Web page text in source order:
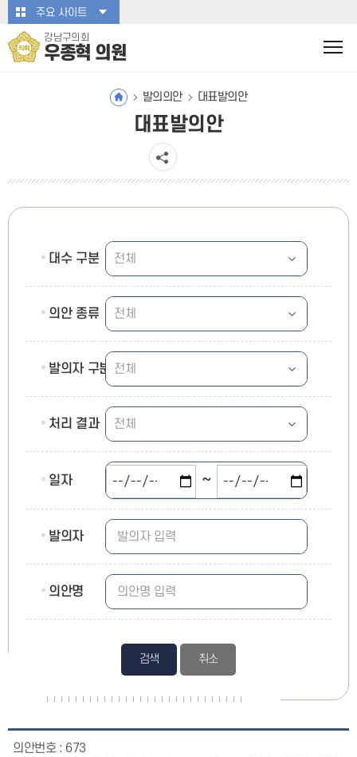
본문바로가기주요 사이트
강남구의회
우종혁 의원
발의의안 대표발의안
대표발의안
대수 구분
의안 종류
발의자 구분
처리 결과
일자 ~
발의자
의안명
검색
673